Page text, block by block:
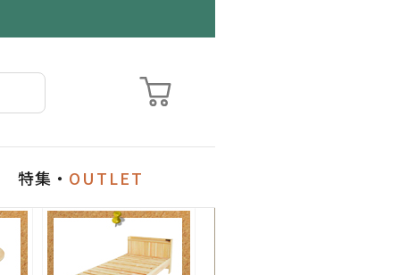
特集・ OUTLET